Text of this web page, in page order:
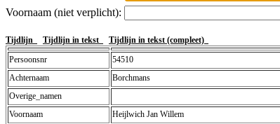
Voornaam (niet verplicht):
Tijdlijn Tijdlijn in tekst
Tijdlijn in tekst (compleet)
Persoonsnr
54510
Achternaam
Borchmans
Overige_namen
Voornaam
Heijlwich Jan Willem